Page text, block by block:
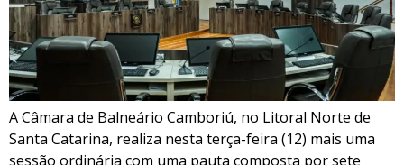
A Câmara de Balneário Camboriú, no Litoral Norte de
Santa Catarina, realiza nesta terça-feira (12) mais uma
sessão ordinária com uma pauta composta por sete